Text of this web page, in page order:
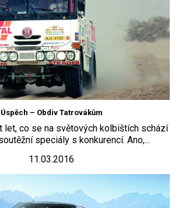
Úspěch – Obdiv Tatrovákům
let, co se na světových kolbištích schází
speciály s konkurencí. Ano,...
11.03.2016